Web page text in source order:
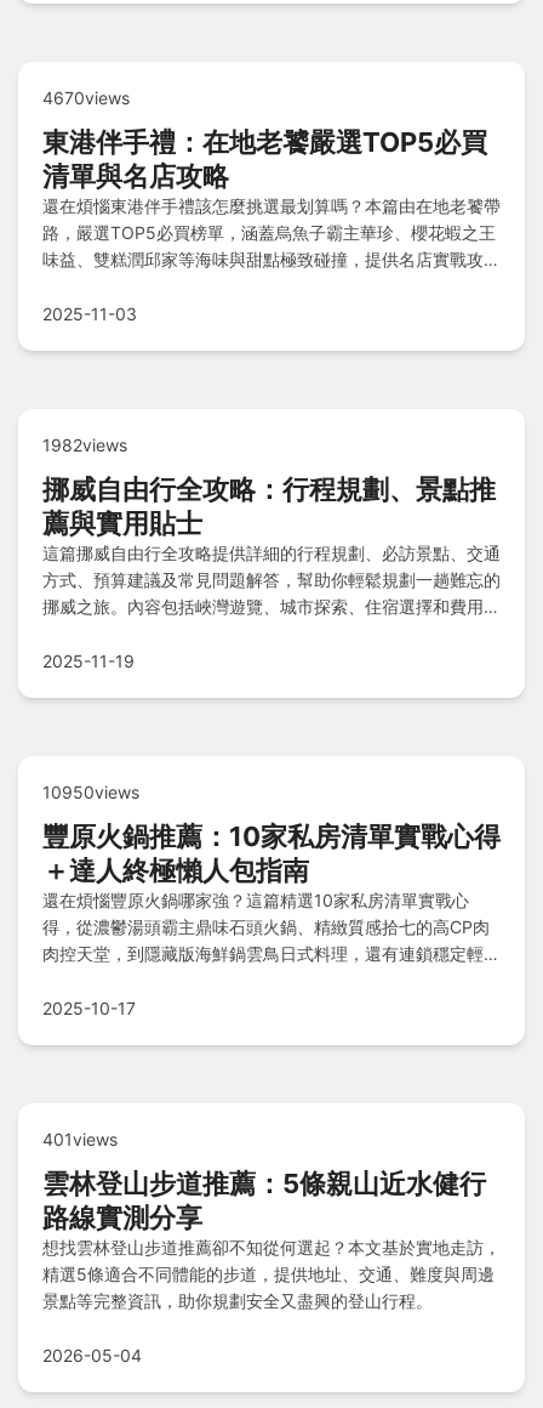
4670views
東港伴手禮：在地老饕嚴選TOP5必買
清單與名店攻略
還在煩惱東港伴手禮該怎麼挑選最划算嗎？本篇由在地老饕帶
路，嚴選TOP5必買榜單，涵蓋烏魚子霸主華珍、櫻花蝦之王
味益、雙糕潤邱家等海味與甜點極致碰撞，提供名店實戰攻
地東港好禮！
2025-11-03
1982views
挪威自由行全攻略：行程規劃、景點推
薦與實用貼士
這篇挪威自由行全攻略提供詳細的行程規劃、必訪景點、交通
方式、預算建議及常見問題解答，幫助你輕鬆規劃一趟難忘的
挪威之旅。內容包括峽灣遊覽、城市探索、住宿選擇和費用明
方位解決你的疑問，讓你的挪威自由行更順利。
2025-11-19
10950views
豐原火鍋推薦：10家私房清單實戰心得
＋達人終極懶人包指南
還在煩惱豐原火鍋哪家強？這篇精選10家私房清單實戰心
得，從濃鬱湯頭霸主鼎味石頭火鍋、精緻質感拾七的高CP肉
肉控天堂，到隱藏版海鮮鍋雲鳥日式料理，還有連鎖穩定輕井
文末附上達人總結懶人包與常見QA，幫你秒選最適合的豐原
2025-10-17
401views
雲林登山步道推薦：5條親山近水健行
路線實測分享
想找雲林登山步道推薦卻不知從何選起？本文基於實地走訪，
精選5條適合不同體能的步道，提供地址、交通、難度與周邊
景點等完整資訊，助你規劃安全又盡興的登山行程。
2026-05-04